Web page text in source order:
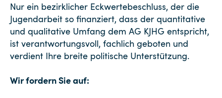
Nur ein bezirklicher Eckwertebeschluss, der die
Jugendarbeit so finanziert, dass der quantitative
und qualitative Umfang dem AG KJHG entspricht,
ist verantwortungsvoll, fachlich geboten und
verdient Ihre breite politische Unterstützung.
Wir fordern Sie auf: